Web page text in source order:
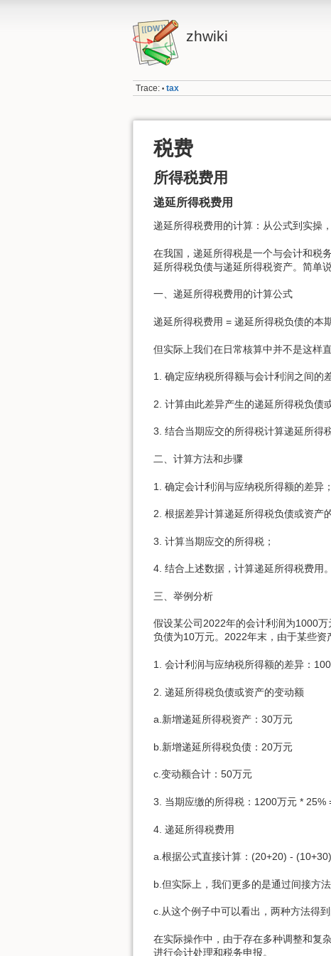
zhwiki
Trace: • tax
税费
所得税费用
递延所得税费用
递延所得税费用的计算：从公式到实操
在我国，递延所得税是一个与会计和税
延所得税负债与递延所得税资产。简单
一、递延所得税费用的计算公式
递延所得税费用 = 递延所得税负债的本
但实际上我们在日常核算中并不是这样
1. 确定应纳税所得额与会计利润之间的
2. 计算由此差异产生的递延所得税负债
3. 结合当期应交的所得税计算递延所得
二、计算方法和步骤
1. 确定会计利润与应纳税所得额的差异；
2. 根据差异计算递延所得税负债或资产
3. 计算当期应交的所得税；
4. 结合上述数据，计算递延所得税费用。
三、举例分析
假设某公司2022年的会计利润为1000
负债为10万元。2022年末，由于某些资
1. 会计利润与应纳税所得额的差异：
2. 递延所得税负债或资产的变动额
a.新增递延所得税资产：30万元
b.新增递延所得税负债：20万元
c.变动额合计：50万元
3. 当期应缴的所得税：1200万元 * 25%
4. 递延所得税费用
a.根据公式直接计算：(20+20) -
b.但实际上，我们更多的是通过间接方
c.从这个例子中可以看出，两种方法得到
在实际操作中，由于存在多种调整和复
进行会计处理和税务申报。